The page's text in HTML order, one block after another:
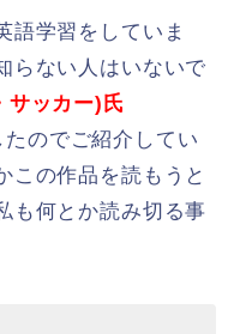
語学習をしていま
らない人はいないで
ッカー)氏
たのでご紹介してい
この作品を読もうと
も何とか読み切る事